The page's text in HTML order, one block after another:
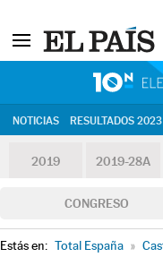
NOTICIAS RESULTADOS 2023
2019 2019-28A
CONGRESO
Estás en: Total España »